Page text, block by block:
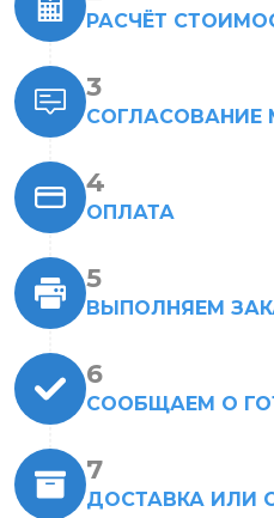
РАСЧЁТ
СОГЛАСОВАНИЕ
ОПЛАТА
ВЫПОЛНЯЕМ
СООБЩАЕМ О
ДОСТАВКА ИЛИ